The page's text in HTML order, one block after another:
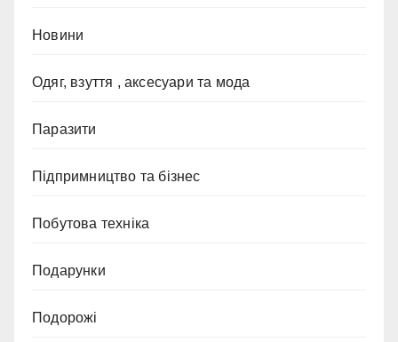
Новини
Одяг, взуття , аксесуари та мода
Паразити
Підпримництво та бізнес
Побутова техніка
Подарунки
Подорожі